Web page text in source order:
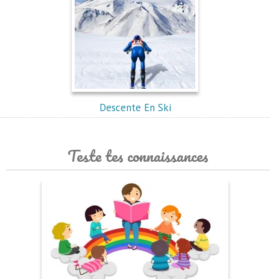
Descente En Ski
Teste tes connaissances